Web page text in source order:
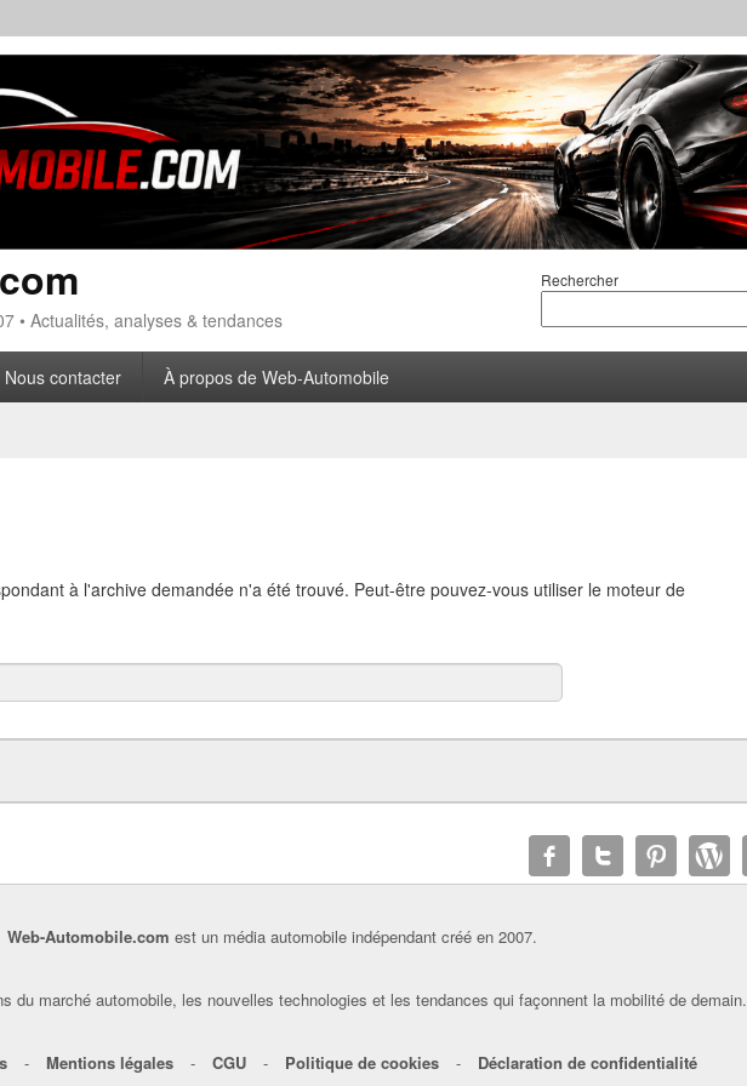
Rechercher
• Actualités, analyses & tendances
Nous contacter À propos de Web-Automobile
à l'archive demandée n'a été trouvé. Peut-être pouvez-vous utiliser le moteur de
Web-Automobile.com est un média automobile indépendant créé en 2007.
du marché automobile, les nouvelles technologies et les tendances qui façonnent la mobilité de demain.
- Mentions légales - CGU - Politique de cookies - Déclaration de confidentialité